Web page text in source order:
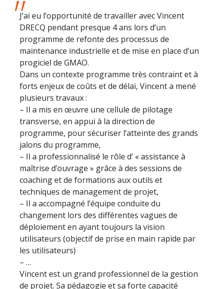
J’ai eu l’opportunité de travailler avec Vincent
DRECQ pendant presque 4 ans lors d’un
programme de refonte des processus de
maintenance industrielle et de mise en place d’un
progiciel de GMAO.
Dans un contexte programme très contraint et à
forts enjeux de coûts et de délai, Vincent a mené
plusieurs travaux :
– Il a mis en œuvre une cellule de pilotage
transverse, en appui à la direction de
programme, pour sécuriser l’atteinte des grands
jalons du programme,
– Il a professionnalisé le rôle d’ « assistance à
maîtrise d’ouvrage » grâce à des sessions de
coaching et de formations aux outils et
techniques de management de projet,
– Il a accompagné l’équipe conduite du
changement lors des différentes vagues de
déploiement en ayant toujours la vision
utilisateurs (objectif de prise en main rapide par
les utilisateurs)
– …
Vincent est un grand professionnel de la gestion
de projet. Sa pédagogie et sa forte capacité